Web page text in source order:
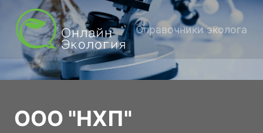
Справочники эколога
ООО "НХП"